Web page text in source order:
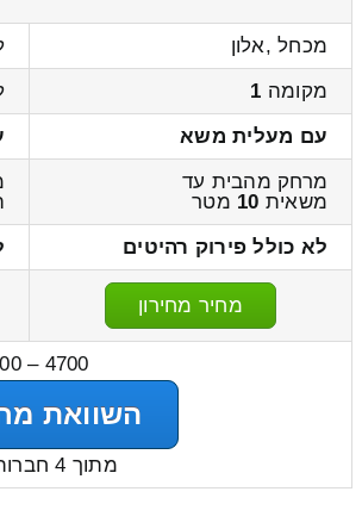
מכחל ,אלון
מקומה 1
עם מעלית משא
מרחק מהבית עד
משאית 10 מטר
לא כולל פירוק רהיטים
מחיר מחירון
4700 – 3600 ₪
השוואת
מתוך 4 חברות הובלות